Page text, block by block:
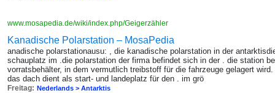
www.mosapedia.de/wiki/index.php/Geigerzähler
Kanadische Polarstation – MosaPedia
anadische polarstationausu: , die kanadische polarstation in der
schauplatz im .die polarstation der firma befindet sich in der . die station
vorratsbehälter, in dem vermutlich treibstoff für die fahrzeuge gelagert
das dach dient als start- und landeplatz für den . im grö
Freitag: Nederlands > Antarktis